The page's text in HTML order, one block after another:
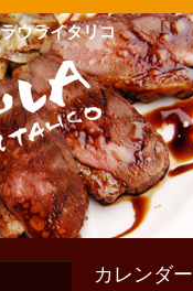
ウライタリコ
カレンダー